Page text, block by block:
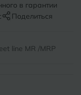
в гарантии
Поделиться
line MR /MRP